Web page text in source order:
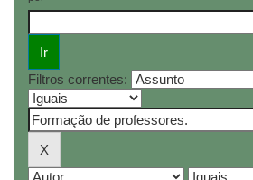
Filtros correntes: